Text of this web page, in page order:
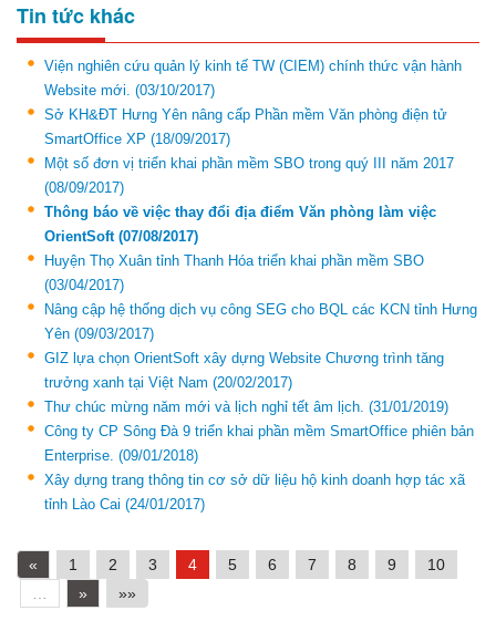
Tin tức khác
Viện nghiên cứu quản lý kinh tế TW (CIEM) chính thức vận hành
Website mới. (03/10/2017)
Sở KH&ĐT Hưng Yên nâng cấp Phần mềm Văn phòng điện tử
SmartOffice XP (18/09/2017)
Một số đơn vị triển khai phần mềm SBO trong quý III năm 2017
(08/09/2017)
Thông báo về việc thay đổi địa điểm Văn phòng làm việc
OrientSoft (07/08/2017)
Huyện Thọ Xuân tỉnh Thanh Hóa triển khai phần mềm SBO
(03/04/2017)
Nâng cập hệ thống dịch vụ công SEG cho BQL các KCN tỉnh Hưng
Yên (09/03/2017)
GIZ lựa chọn OrientSoft xây dựng Website Chương trình tăng
trưởng xanh tại Việt Nam (20/02/2017)
Thư chúc mừng năm mới và lịch nghỉ tết âm lịch. (31/01/2019)
Công ty CP Sông Đà 9 triển khai phần mềm SmartOffice phiên bản
Enterprise. (09/01/2018)
Xây dựng trang thông tin cơ sở dữ liệu hộ kinh doanh hợp tác xã
tỉnh Lào Cai (24/01/2017)
« 1 2 3 4 5 6 7 8 9
10
» »»